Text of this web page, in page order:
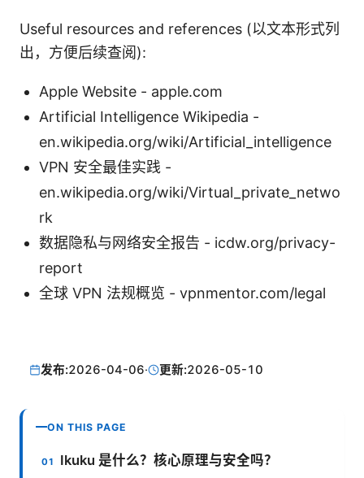
Useful resources and references (以文本形式列
出，方便后续查阅):
Apple Website - apple.com
Artificial Intelligence Wikipedia -
en.wikipedia.org/wiki/Artificial_intelligence
VPN 安全最佳实践 -
en.wikipedia.org/wiki/Virtual_private_netwo
rk
数据隐私与网络安全报告 - icdw.org/privacy-
report
全球 VPN 法规概览 - vpnmentor.com/legal
发布:2026-04-06· 更新:2026-05-10
ON THIS PAGE
Ikuku 是什么？核心原理与安全吗？